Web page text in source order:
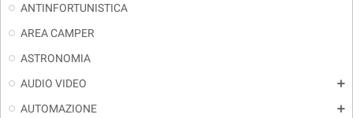
ANTINFORTUNISTICA
AREA CAMPER
ASTRONOMIA
AUDIO VIDEO
add
AUTOMAZIONE add